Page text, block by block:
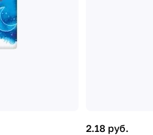
2.18 руб.